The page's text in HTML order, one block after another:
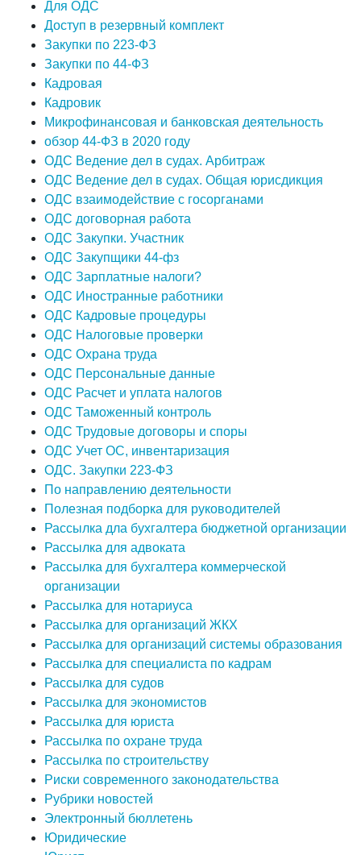
Для ОДС
Доступ в резервный комплект
Закупки по 223-ФЗ
Закупки по 44-ФЗ
Кадровая
Кадровик
Микрофинансовая и банковская деятельность
обзор 44-ФЗ в 2020 году
ОДС Ведение дел в судах. Арбитраж
ОДС Ведение дел в судах. Общая юрисдикция
ОДС взаимодействие с госорганами
ОДС договорная работа
ОДС Закупки. Участник
ОДС Закупщики 44-фз
ОДС Зарплатные налоги?
ОДС Иностранные работники
ОДС Кадровые процедуры
ОДС Налоговые проверки
ОДС Охрана труда
ОДС Персональные данные
ОДС Расчет и уплата налогов
ОДС Таможенный контроль
ОДС Трудовые договоры и споры
ОДС Учет ОС, инвентаризация
ОДС. Закупки 223-ФЗ
По направлению деятельности
Полезная подборка для руководителей
Рассылка дла бухгалтера бюджетной организации
Рассылка для адвоката
Рассылка для бухгалтера коммерческой
организации
Рассылка для нотариуса
Рассылка для организаций ЖКХ
Рассылка для организаций системы образования
Рассылка для специалиста по кадрам
Рассылка для судов
Рассылка для экономистов
Рассылка для юриста
Рассылка по охране труда
Рассылка по строительству
Риски современного законодательства
Рубрики новостей
Электронный бюллетень
Юридические